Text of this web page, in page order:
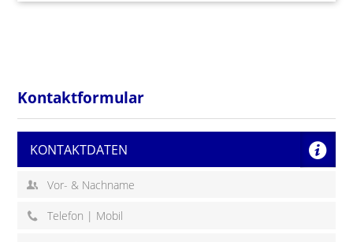
Kontaktformular
KONTAKTDATEN